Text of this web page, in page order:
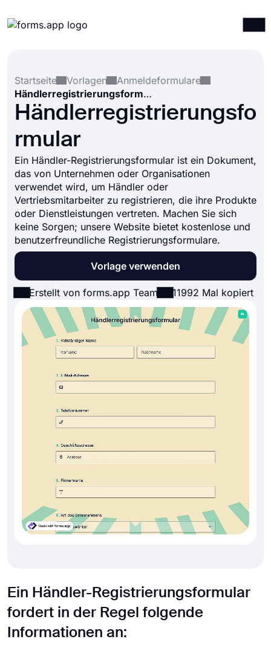
Integrationen
Vorlagen
Ressourcen
Startseite
Vorlagen
Anmeldeformulare
Händlerregistrierungsformular
Händlerregistrierungsfo
rmular
Ein Händler-Registrierungsformular ist ein Dokument,
das von Unternehmen oder Organisationen
verwendet wird, um Händler oder
Vertriebsmitarbeiter zu registrieren, die ihre Produkte
oder Dienstleistungen vertreten. Machen Sie sich
keine Sorgen; unsere Website bietet kostenlose und
benutzerfreundliche Registrierungsformulare.
Vorlage verwenden
Erstellt von forms.app Team 11992 Mal kopiert
Ein Händler-Registrierungsformular
fordert in der Regel folgende
Informationen an: